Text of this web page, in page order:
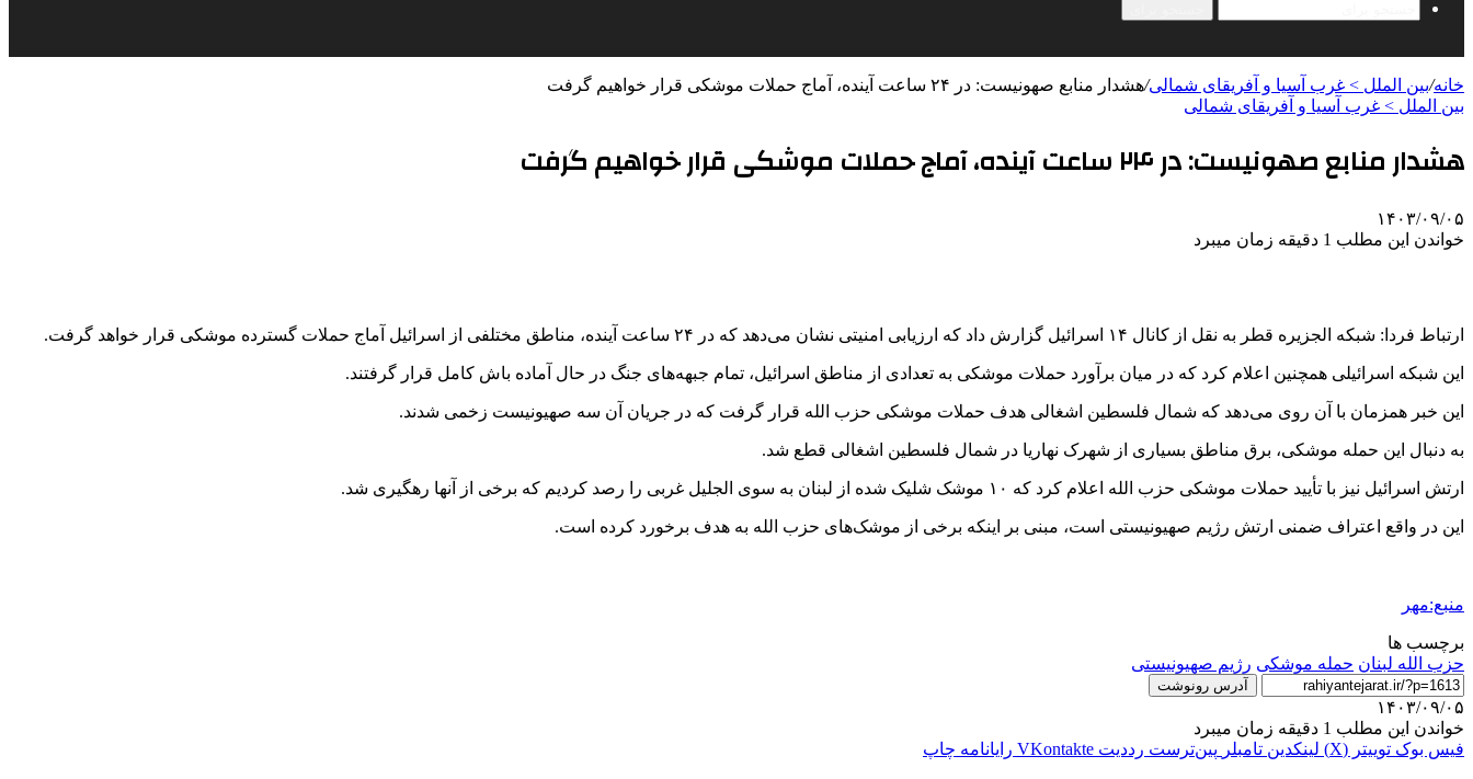
خانه/بین الملل > غرب آسیا و آفریقای شمالی/هشدار منابع صهونیست: در ۲۴ ساعت آینده، آماج حملات موشکی قرار خواهیم گرفت
بین الملل > غرب آسیا و آفریقای شمالی
هشدار منابع صهونیست: در ۲۴ ساعت آینده، آماج حملات موشکی قرار خواهیم گرفت
۱۴۰۳/۰۹/۰۵
خواندن این مطلب 1 دقیقه زمان میبرد
ارتباط فردا: شبکه الجزیره قطر به نقل از کانال ۱۴ اسرائیل گزارش داد که ارزیابی امنیتی نشان می‌دهد که در ۲۴ ساعت آینده، مناطق مختلفی از اسرائیل آماج حملات گسترده موشکی قرار خواهد گرفت.
این شبکه اسرائیلی همچنین اعلام کرد که در میان برآورد حملات موشکی به تعدادی از مناطق اسرائیل، تمام جبهه‌های جنگ در حال آماده باش کامل قرار گرفتند.
این خبر همزمان با آن روی می‌دهد که شمال فلسطین اشغالی هدف حملات موشکی حزب الله قرار گرفت که در جریان آن سه صهیونیست زخمی شدند.
به دنبال این حمله موشکی، برق مناطق بسیاری از شهرک نهاریا در شمال فلسطین اشغالی قطع شد.
ارتش اسرائیل نیز با تأیید حملات موشکی حزب الله اعلام کرد که ۱۰ موشک شلیک شده از لبنان به سوی الجلیل غربی را رصد کردیم که برخی از آنها رهگیری شد.
این در واقع اعتراف ضمنی ارتش رژیم صهیونیستی است، مبنی بر اینکه برخی از موشک‌های حزب الله به هدف برخورد کرده است.
منبع:مهر
برچسب ها
حزب الله لبنان حمله موشکی رژیم صهیونیستی
آدرس رونوشت
۱۴۰۳/۰۹/۰۵
خواندن این مطلب 1 دقیقه زمان میبرد
فیس بوک توییتر (X) لینکدین ‫تامبلر ‫پین‌ترست ‫رددیت ‫VKontakte رایانامه چاپ